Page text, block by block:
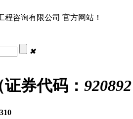
程咨询有限公司 官方网站！
✖
券代码： 920892